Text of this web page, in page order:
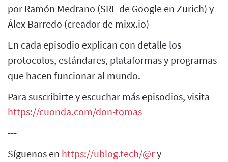
por Ramón Medrano (SRE de Google en Zurich) y
Álex Barredo (creador de mixx.io)
En cada episodio explican con detalle los
protocolos, estándares, plataformas y programas
que hacen funcionar al mundo.
Para suscribirte y escuchar más episodios, visita
https://cuonda.com/don-tomas
---
Síguenos en https://ublog.tech/@ry